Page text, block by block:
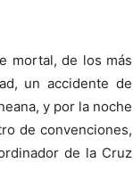
mortal, de los más
un accidente de
y por la noche
de convenciones,
de la Cruz